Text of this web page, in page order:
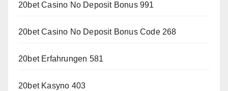
20bet Casino No Deposit Bonus 991
20bet Casino No Deposit Bonus Code 268
20bet Erfahrungen 581
20bet Kasyno 403